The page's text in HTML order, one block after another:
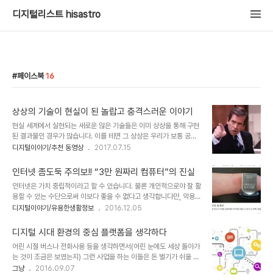
디지털리스트 hisastro
페이스북 16
상상의 기술이 현실이 된 놀랍고 충격스러운 이야기
현실 세계에서 실현되는 새로운 많은 기술들은 이미 상상을 통해 구현
된 결과물인 경우가 많습니다. 이를 테면 그 상상은 우리가 보통 공상
과학이라고 표현하던 그 SF(Science Fiction)라고 하는 과학소설
던 그러한 신 기술들은 원래 그랬던 것처럼 익숙하게 느껴지기도 했습
니다. 그건 상상이었기 때문에 더 그랬을지도 모릅니다. 하지만 그것이
실제 현실에서 진짜로 적용되었을 때는 놀라움은 물론 한편으로 우려
스러움이 먼저 엄습해 오기도 합니다. 1985년 여름 국내에도 방영되
어 미드의 전설로 회자될 정도였던 미국 드라마 V는 (스타트랙, 스타
게 나뉘지 않고 전반적으로 누구나..
디지털이야기/추천 동영상 2017.07.15
인터넷 좀도둑 주의보!! “3만 원짜리 컴퓨터”의 진실
인터넷은 가치 중립적이라고 할 수 있습니다. 물론 개인적으로야 잘 활
용할 수 있는 수단으로써 이보다 좋을 수 없다고 생각합니다만, 악용하
는 이들이 있으므로 해서 주의할 사항이 있다는 건 참으로 거시기 한
현실이라는 걸 고려한다면 잘 활용할 수 있음을 생각하는 것만큼 문제
를 살피고 공유하며 전파함으로써 조금은 이러한 문제들을 미리 방지
할 수 있다고 봅니다. 지금 작성하는 이 포스트의 목적도 거기에 있습
니다. 인터넷을 기반으로 응용프로그램처럼 활용되면서 정보를 취하
는 또 다른 형태로 자리 잡은 소셜네트워크. 그중에서도 페이스북은 현
디지털이야기/유용한생활정보 2016.12.05
디지털 시대 환경의 중심 플랫폼을 생각하다
어린 시절 버스나 전화사용 등을 생각하면서(어린 눈에도 세상 돌아가
는 것이 조금은 보였는지) 그런 사업을 하는 이들은 돈 벌기가 쉬울 것
같다는 생각을 했던 적이 있습니다. 생각되는 것과 실제가 모두 같은
그냥 2016.09.07